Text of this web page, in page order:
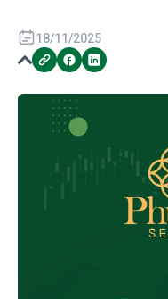
18/11/2025